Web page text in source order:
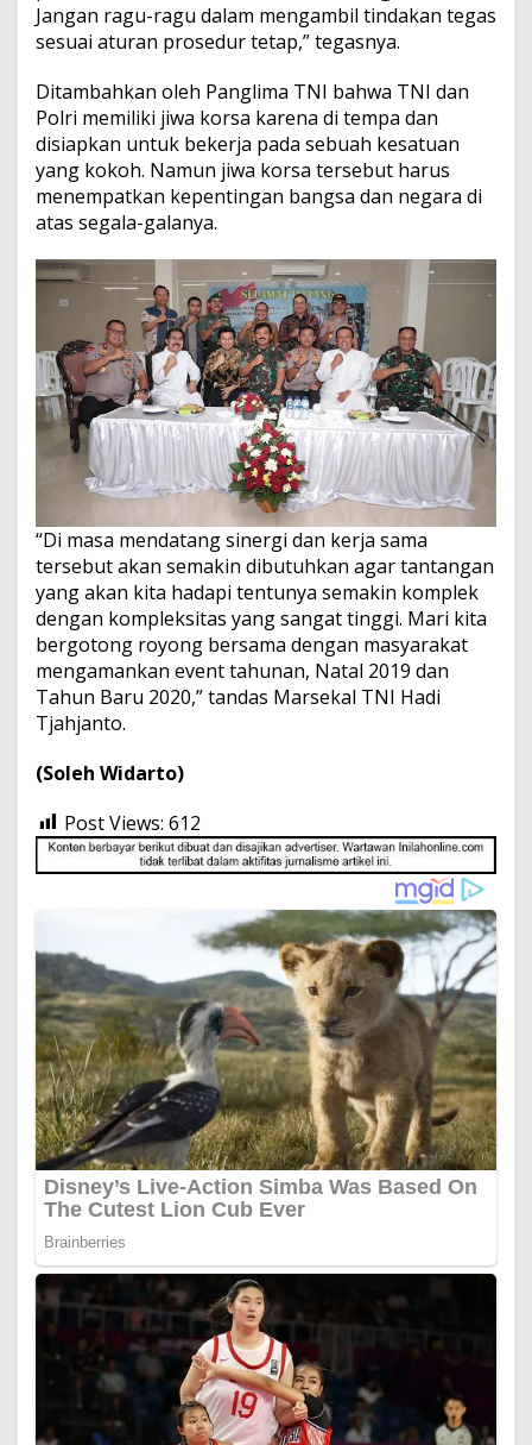
Jangan ragu-ragu dalam mengambil tindakan tegas
sesuai aturan prosedur tetap,” tegasnya.
Ditambahkan oleh Panglima TNI bahwa TNI dan
Polri memiliki jiwa korsa karena di tempa dan
disiapkan untuk bekerja pada sebuah kesatuan
yang kokoh. Namun jiwa korsa tersebut harus
menempatkan kepentingan bangsa dan negara di
atas segala-galanya.
“Di masa mendatang sinergi dan kerja sama
tersebut akan semakin dibutuhkan agar tantangan
yang akan kita hadapi tentunya semakin komplek
dengan kompleksitas yang sangat tinggi. Mari kita
bergotong royong bersama dengan masyarakat
mengamankan event tahunan, Natal 2019 dan
Tahun Baru 2020,” tandas Marsekal TNI Hadi
Tjahjanto.
(Soleh Widarto)
Post Views: 612